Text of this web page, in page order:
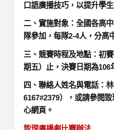
口語廣播技巧，以提升學
二、實施對象：全國各高
隊參加，每隊2-4人，分高
三、競賽時程及地點：初
期五）止，決賽日期為106
四、聯絡人姓名與電話：
6167#2379），或請參閱
心網頁。